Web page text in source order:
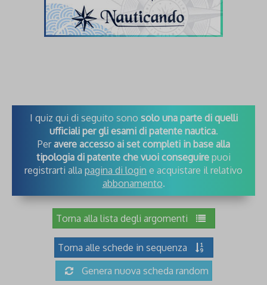
I quiz qui di seguito sono solo una parte di quelli
ufficiali per gli esami di patente nautica.
Peravere accesso ai set completi in base alla
tipologia di patente che vuoi conseguire puoi
registrarti alla pagina di login e acquistare il relativo
abbonamento.
Torna alla lista degli argomenti
Torna alle schede in sequenza
Genera nuova scheda random